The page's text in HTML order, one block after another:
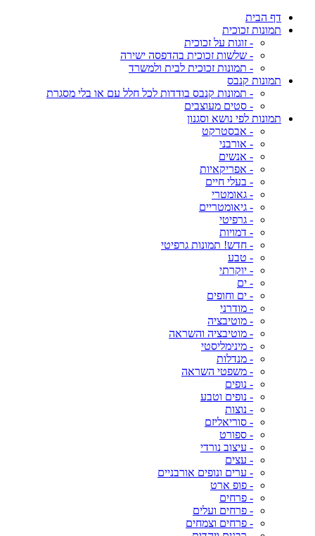
דף הבית
תמונות זכוכית
- זוגות על זכוכית
- שלשות זכוכית בהדפסה ישירה
- תמונות זכוכית לבית ולמשרד
תמונות קנבס
- תמונות קנבס בודדות לכל חלל עם או בלי מסגרת
- סטים מעוצבים
תמונות לפי נושא וסגנון
- אבסטרקט
- אורבני
- אנשים
- אפריקאיות
- בעלי חיים
- גאומטרי
- גיאומטריים
- גרפיטי
- דמויות
- חדש! תמונות גרפיטי
- טבע
- יוקרתי
- ים
- ים וחופים
- מודרני
- מוטיבציה
- מוטיבציה והשראה
- מינימליסטי
- מנדלות
- משפטי השראה
- נופים
- נופים וטבע
- נוצות
- סוריאליזם
- ספורט
- עיצוב נורדי
- עצים
- ערים ונופים אורבניים
- פופ ארט
- פרחים
- פרחים ועלים
- פרחים וצמחים